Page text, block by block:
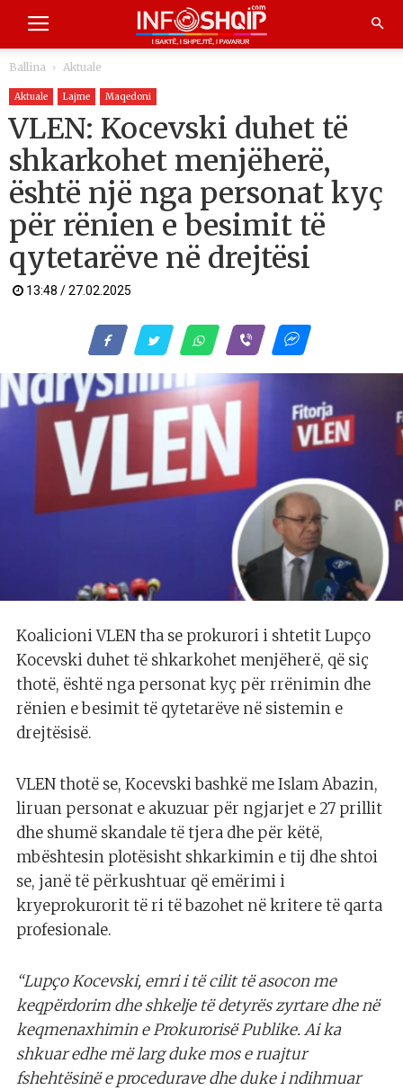
Ballina Aktuale
Aktuale Lajme Maqedoni
VLEN: Kocevski duhet të
shkarkohet menjëherë,
është një nga personat kyç
për rënien e besimit të
qytetarëve në drejtësi
13:48 / 27.02.2025
Koalicioni VLEN tha se prokurori i shtetit Lupço
Kocevski duhet të shkarkohet menjëherë, që siç
thotë, është nga personat kyç për rrënimin dhe
rënien e besimit të qytetarëve në sistemin e
drejtësisë.
VLEN thotë se, Kocevski bashkë me Islam Abazin,
liruan personat e akuzuar për ngjarjet e 27 prillit
dhe shumë skandale të tjera dhe për këtë,
mbështesin plotësisht shkarkimin e tij dhe shtoi
se, janë të përkushtuar që emërimi i
kryeprokurorit të ri të bazohet në kritere të qarta
profesionale.
“Lupço Kocevski, emri i të cilit të asocon me
keqpërdorim dhe shkelje të detyrës zyrtare dhe në
keqmenaxhimin e Prokurorisë Publike. Ai ka
shkuar edhe më larg duke mos e ruajtur
fshehtësinë e procedurave dhe duke i ndihmuar